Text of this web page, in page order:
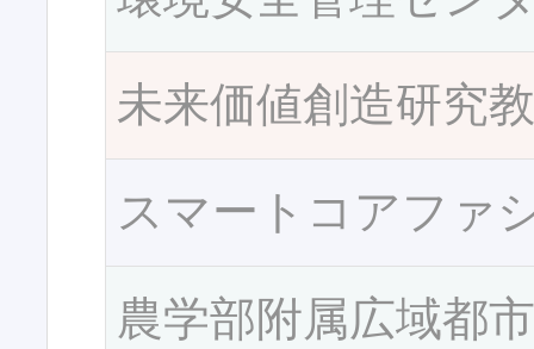
未来価値創造研究
スマートコアファ
農学部附属広域都